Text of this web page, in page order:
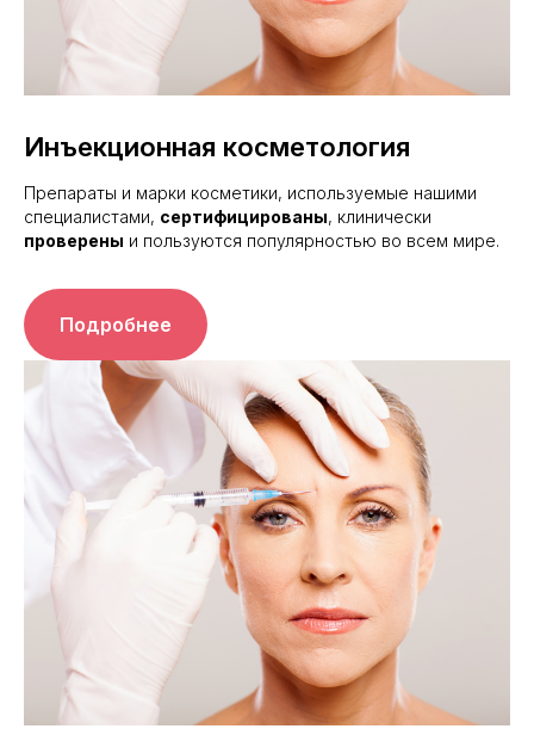
Инъекционная косметология
Препараты и марки косметики, используемые нашими
специалистами, сертифицированы, клинически
проверены и пользуются популярностью во всем мире.
Подробнее